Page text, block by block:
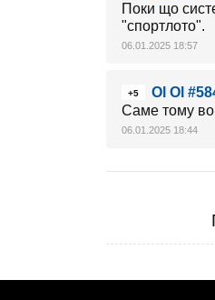
Поки що
"спортлото".
06.01.2025 18:57
+5
Ol Ol
Саме тому
06.01.2025 18:44